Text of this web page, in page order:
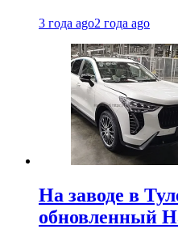
3 года ago2 года ago
На заводе в
обновленный